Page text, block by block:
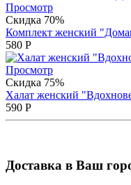
Просмотр
Скидка 70%
Комплект женский
580 Р
Просмотр
Скидка 75%
Халат женский
590 Р
Доставка в Ваш